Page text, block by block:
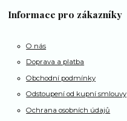
Informace pro zákazníky
O nás
Doprava a platba
Obchodní podmínky
Odstoupení od kupní smlouvy
Ochrana osobních údajů